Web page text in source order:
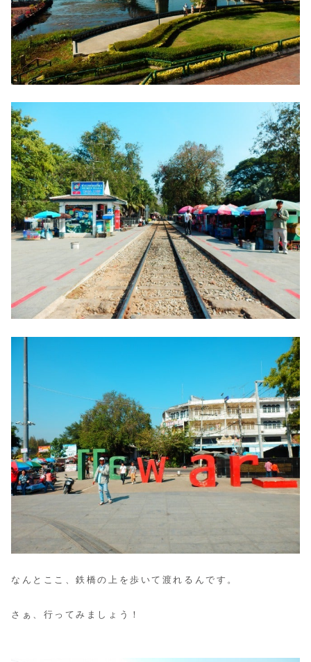
なんとここ、鉄橋の上を歩いて渡れるんです。
さぁ、行ってみましょう！